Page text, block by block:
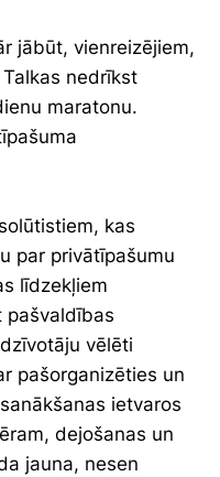
jābūt, vienreizējiem,
nedrīkst
maratonu.
kas
par privātīpašumu
līdzekļiem
pašvaldības
vēlēti
pašorganizēties un
ietvaros
dejošanas un
jauna, nesen